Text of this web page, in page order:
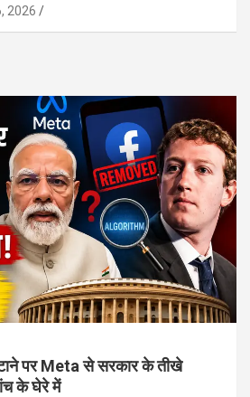
2026
पर Meta से सरकार के तीखे
के घेरे में